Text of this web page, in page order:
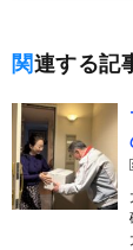
関連する記